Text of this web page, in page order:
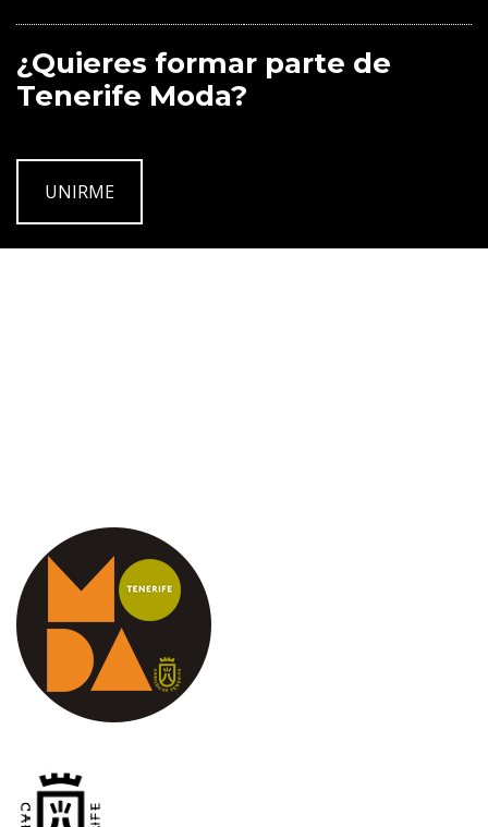
¿Quieres formar parte de
Tenerife Moda?
UNIRME